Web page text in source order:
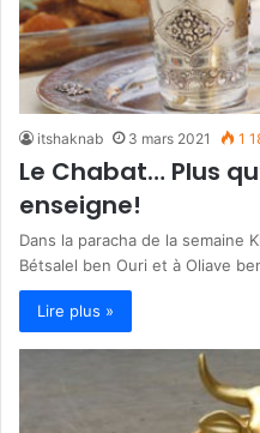
itshaknab 3 mars 2021 1
Le Chabat… Plus
enseigne!
Dans la paracha de la semaine
Bétsalel ben Ouri et à Oliave
Lire plus »